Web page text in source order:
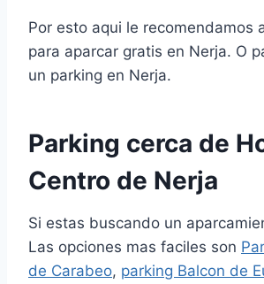
Por esto aqui le recomendamos
para aparcar gratis en Nerja. O
un parking en Nerja.
Parking cerca de
Centro de Nerja
Si estas buscando un
Las opciones mas faciles son
de Carabeo, parking Balcon de